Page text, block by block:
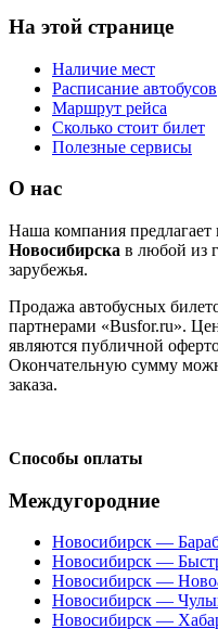
На этой странице
Наличие мест
Расписание автобусов
Маршрут рейса
Сколько стоит билет
Полезные сервисы
О нас
Наша компания
Новосибирска в любой из
зарубежья.
Продажа автобусных
партнерами «Busfor.ru».
являются публичной
Окончательную сумму
заказа.
Способы оплаты
Междугородние
Новосибирск —
Новосибирск —
Новосибирск —
Новосибирск —
Новосибирск —